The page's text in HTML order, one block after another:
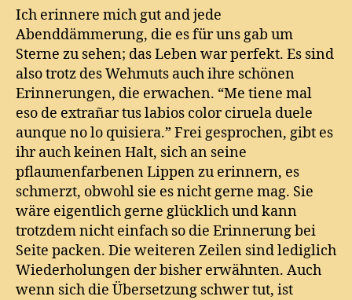
Ich erinnere mich gut and jede
Abenddämmerung, die es für uns gab um
Sterne zu sehen; das Leben war perfekt. Es sind
also trotz des Wehmuts auch ihre schönen
Erinnerungen, die erwachen. “Me tiene mal
eso de extrañar tus labios color ciruela duele
aunque no lo quisiera.” Frei gesprochen, gibt es
ihr auch keinen Halt, sich an seine
pflaumenfarbenen Lippen zu erinnern, es
schmerzt, obwohl sie es nicht gerne mag. Sie
wäre eigentlich gerne glücklich und kann
trotzdem nicht einfach so die Erinnerung bei
Seite packen. Die weiteren Zeilen sind lediglich
Wiederholungen der bisher erwähnten. Auch
wenn sich die Übersetzung schwer tut, ist